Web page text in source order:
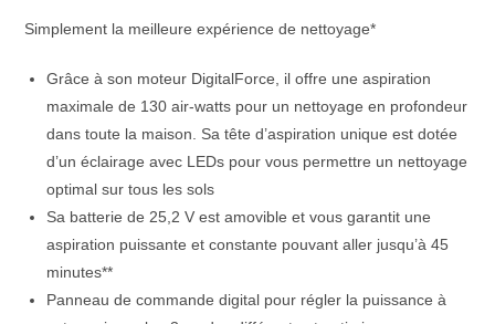
Simplement la meilleure expérience de nettoyage*
Grâce à son moteur DigitalForce, il offre une aspiration
maximale de 130 air-watts pour un nettoyage en profondeur
dans toute la maison. Sa tête d’aspiration unique est dotée
d’un éclairage avec LEDs pour vous permettre un nettoyage
optimal sur tous les sols
Sa batterie de 25,2 V est amovible et vous garantit une
aspiration puissante et constante pouvant aller jusqu’à 45
minutes**
Panneau de commande digital pour régler la puissance à